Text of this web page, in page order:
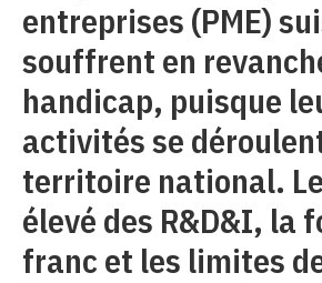
entreprises (PME)
souffrent en
handicap, puisque
activités se
territoire national.
élevé des R&D&I, la
franc et les limites